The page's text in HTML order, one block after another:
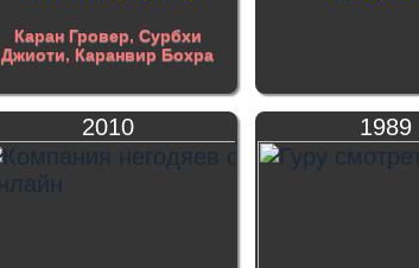
Каран Гровер, Сурбхи
Джиоти,Каранвир Бохра
2010 1989